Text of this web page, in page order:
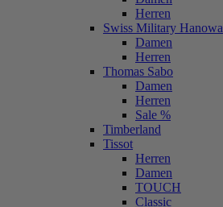
Herren
Swiss Military Hanowa
Damen
Herren
Thomas Sabo
Damen
Herren
Sale %
Timberland
Tissot
Herren
Damen
TOUCH
Classic